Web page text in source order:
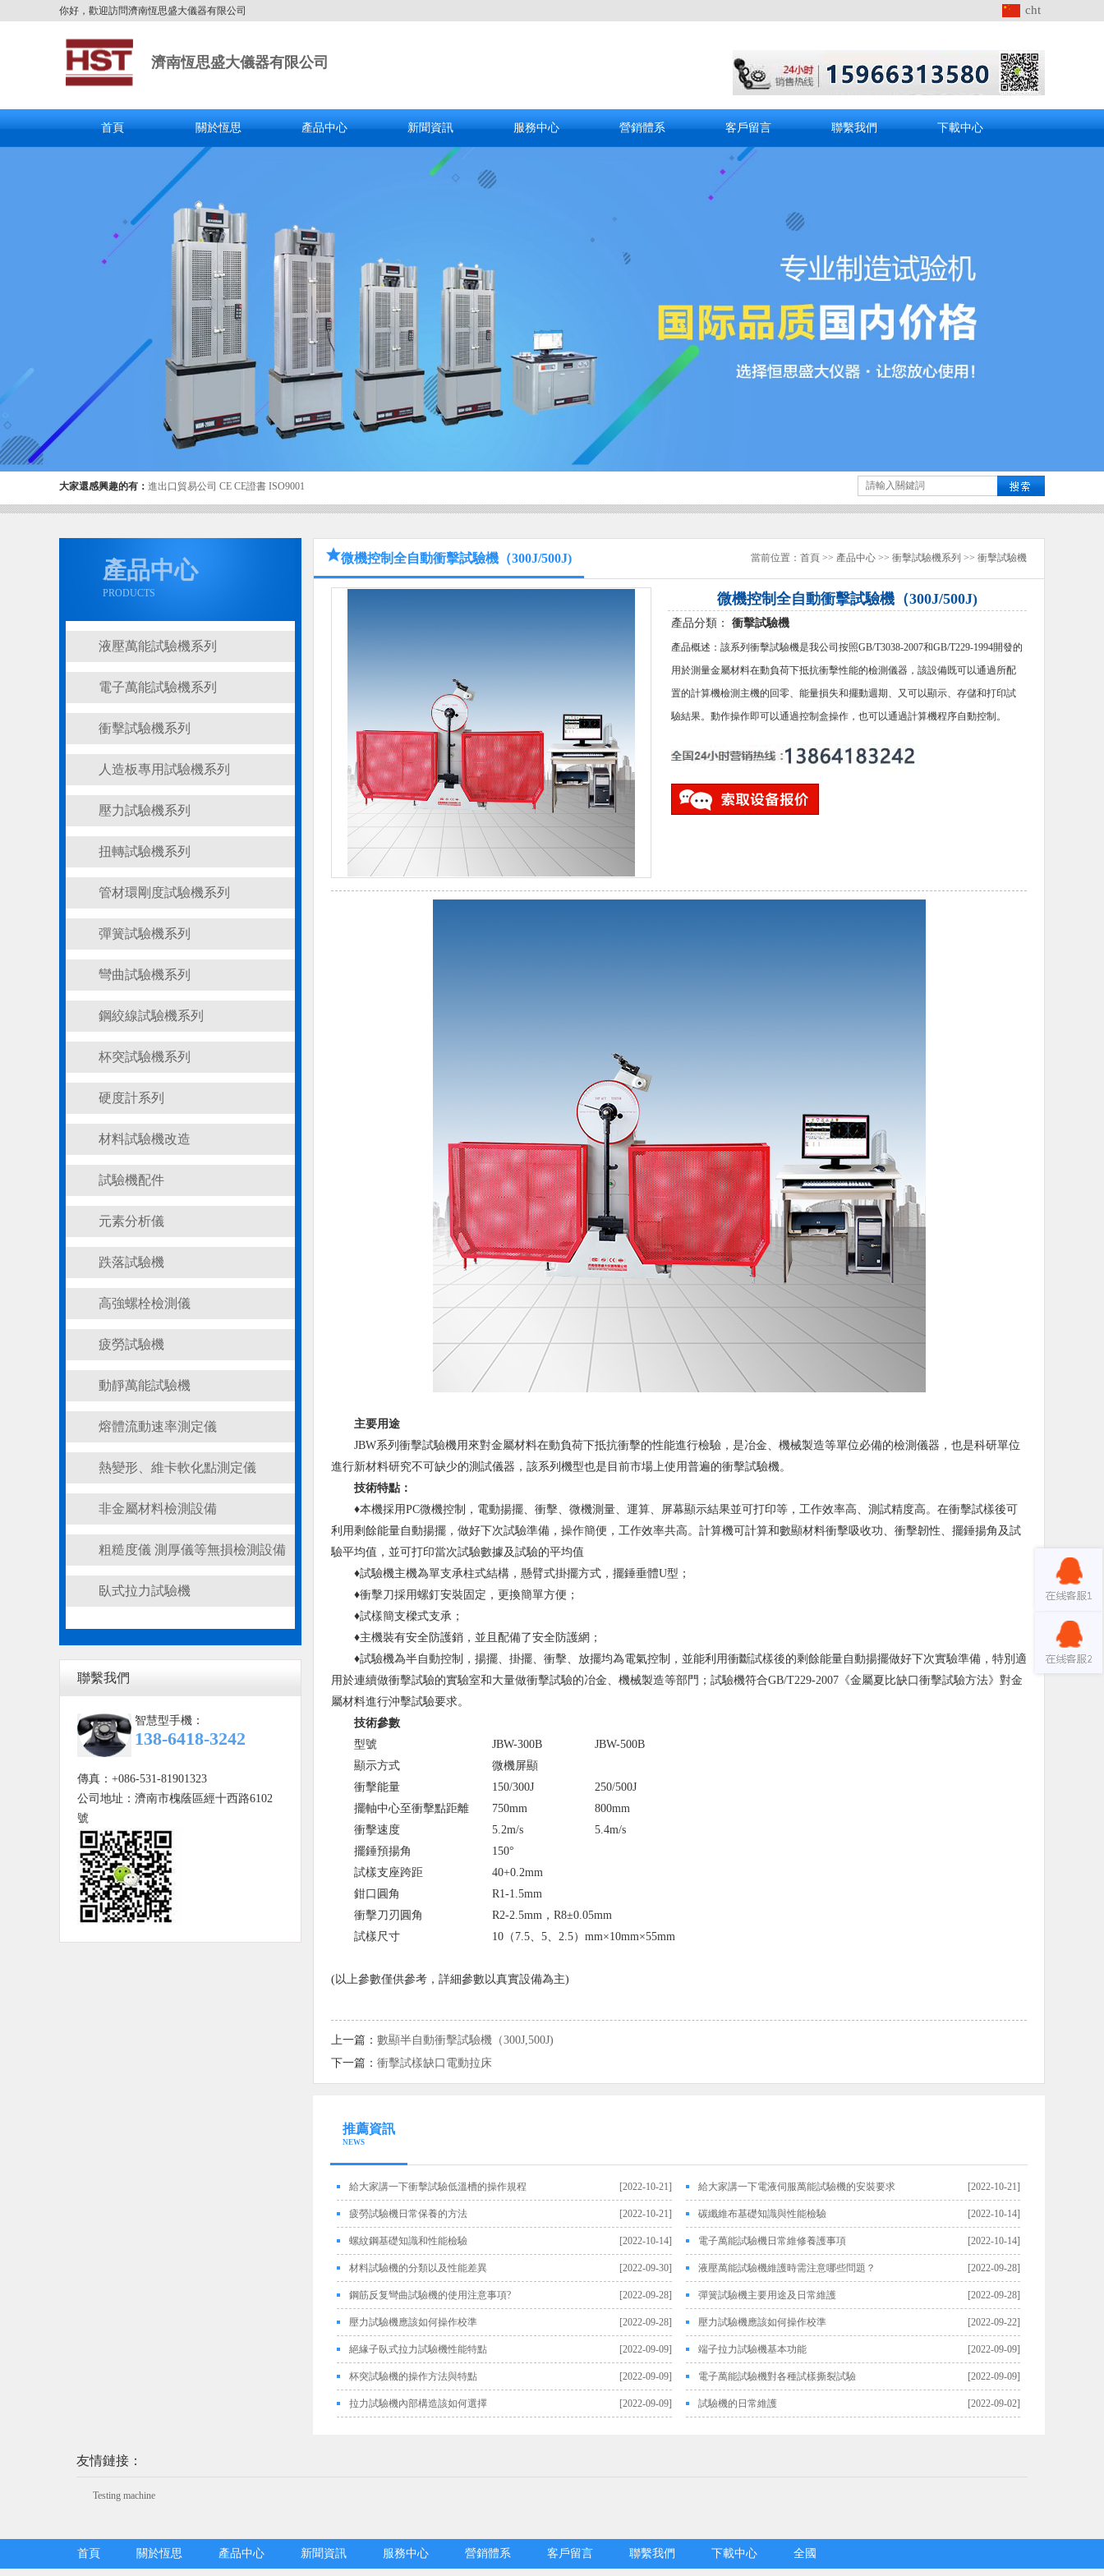
你好，歡迎訪問濟南恆思盛大儀器有限公司 cht
濟南恆思盛大儀器有限公司
首頁 關於恆思 產品中心 新聞資訊 服務中心 營銷體系 客戶留言 聯繫我們 下載中心
大家還感興趣的有： 進出口貿易公司 CE CE證書 ISO9001
產品中心
PRODUCTS
液壓萬能試驗機系列
電子萬能試驗機系列
衝擊試驗機系列
人造板專用試驗機系列
壓力試驗機系列
扭轉試驗機系列
管材環剛度試驗機系列
彈簧試驗機系列
彎曲試驗機系列
鋼絞線試驗機系列
杯突試驗機系列
硬度計系列
材料試驗機改造
試驗機配件
元素分析儀
跌落試驗機
高強螺栓檢測儀
疲勞試驗機
動靜萬能試驗機
熔體流動速率測定儀
熱變形、維卡軟化點測定儀
非金屬材料檢測設備
粗糙度儀 測厚儀等無損檢測設備
臥式拉力試驗機
聯繫我們
智慧型手機：
138-6418-3242
傳真：+086-531-81901323
公司地址：濟南市槐蔭區經十西路6102
號
當前位置： 首頁 >> 產品中心 >> 衝擊試驗機系列 >> 衝擊試驗機
微機控制全自動衝擊試驗機（300J/500J)
微機控制全自動衝擊試驗機（300J/500J)
產品分類： 衝擊試驗機
產品概述：該系列衝擊試驗機是我公司按照GB/T3038-2007和GB/T229-1994開發的
用於測量金屬材料在動負荷下抵抗衝擊性能的檢測儀器，該設備既可以通過所配
置的計算機檢測主機的回零、能量損失和擺動週期、又可以顯示、存儲和打印試
驗結果。動作操作即可以通過控制盒操作，也可以通過計算機程序自動控制。
主要用途
JBW系列衝擊試驗機用來對金屬材料在動負荷下抵抗衝擊的性能進行檢驗，是冶金、機械製造等單位必備的檢測儀器，也是科研單位
進行新材料研究不可缺少的測試儀器，該系列機型也是目前市場上使用普遍的衝擊試驗機。
技術特點：
♦本機採用PC微機控制，電動揚擺、衝擊、微機測量、運算、屏幕顯示結果並可打印等，工作效率高、測試精度高。在衝擊試樣後可
利用剩餘能量自動揚擺，做好下次試驗準備，操作簡便，工作效率共高。計算機可計算和數顯材料衝擊吸收功、衝擊韌性、擺錘揚角及試
驗平均值，並可打印當次試驗數據及試驗的平均值
♦試驗機主機為單支承柱式結構，懸臂式掛擺方式，擺錘垂體U型；
♦衝擊刀採用螺釘安裝固定，更換簡單方便；
♦試樣簡支樑式支承；
♦主機裝有安全防護銷，並且配備了安全防護網；
♦試驗機為半自動控制，揚擺、掛擺、衝擊、放擺均為電氣控制，並能利用衝斷試樣後的剩餘能量自動揚擺做好下次實驗準備，特別適
用於連續做衝擊試驗的實驗室和大量做衝擊試驗的冶金、機械製造等部門；試驗機符合GB/T229-2007《金屬夏比缺口衝擊試驗方法》對金
屬材料進行沖擊試驗要求。
技術參數
型號
JBW-300B
JBW-500B
顯示方式
微機屏顯
衝擊能量
150/300J
250/500J
擺軸中心至衝擊點距離
750mm
800mm
衝擊速度
5.2m/s
5.4m/s
擺錘預揚角
150°
試樣支座跨距
40+0.2mm
鉗口圓角
R1-1.5mm
衝擊刀刃圓角
R2-2.5mm，R8±0.05mm
試樣尺寸
10（7.5、5、2.5）mm×10mm×55mm
(以上參數僅供參考，詳細參數以真實設備為主)
上一篇： 數顯半自動衝擊試驗機（300J,500J)
下一篇： 衝擊試樣缺口電動拉床
推薦資訊
NEWS
[2022-10-21]
給大家講一下衝擊試驗低溫槽的操作規程 [2022-10-21]
給大家講一下電液伺服萬能試驗機的安裝要求
[2022-10-21]
疲勞試驗機日常保養的方法 [2022-10-14]
碳纖維布基礎知識與性能檢驗
[2022-10-14]
螺紋鋼基礎知識和性能檢驗 [2022-10-14]
電子萬能試驗機日常維修養護事項
[2022-09-30]
材料試驗機的分類以及性能差異 [2022-09-28]
液壓萬能試驗機維護時需注意哪些問題？
[2022-09-28]
鋼筋反复彎曲試驗機的使用注意事項? [2022-09-28]
彈簧試驗機主要用途及日常維護
[2022-09-28]
壓力試驗機應該如何操作校準 [2022-09-22]
壓力試驗機應該如何操作校準
[2022-09-09]
絕緣子臥式拉力試驗機性能特點 [2022-09-09]
端子拉力試驗機基本功能
[2022-09-09]
杯突試驗機的操作方法與特點 [2022-09-09]
電子萬能試驗機對各種試樣撕裂試驗
[2022-09-09]
拉力試驗機內部構造該如何選擇 [2022-09-02]
試驗機的日常維護
友情鏈接：
Testing machine
首頁 關於恆思 產品中心 新聞資訊 服務中心 營銷體系 客戶留言 聯繫我們 下載中心 全國